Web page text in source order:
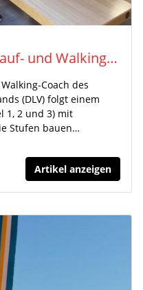
Ausbildung zum DLV Lauf- und Walking-Coach Basic
Coach des
(DLV) folgt einem
1, 2 und 3) mit
Stufen bauen…
Artikel anzeigen